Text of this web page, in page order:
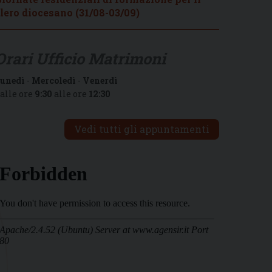
diocesano (31/08-03/09)
- Mercoledì - Venerdì
ore 9:30 alle ore 12:30
Vedi tutti gli appuntamenti